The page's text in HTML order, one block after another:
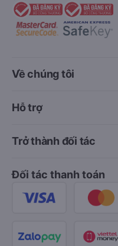
Về chúng tôi
Hỗ trợ
Trở thành đối tác
Đối tác thanh toán